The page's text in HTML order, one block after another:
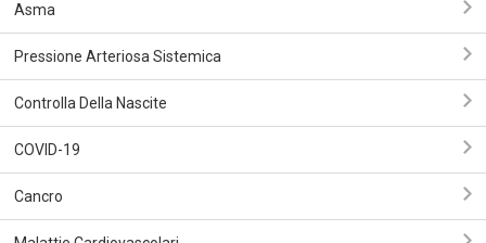
Asma
Pressione Arteriosa Sistemica
Controlla Della Nascite
COVID-19
Сancro